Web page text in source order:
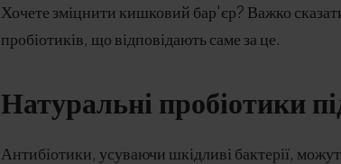
Хочете зміцнити кишковий бар'єр? Важко
пробіотиків, що відповідають саме за це.
Натуральні пробіотики
Антибіотики, усуваючи шкідливі бактерії,